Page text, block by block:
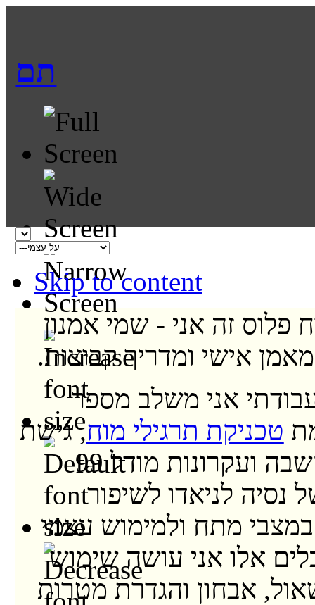
תם
Skip to content
פלוס זה אני - שמי אמנון
מאמן אישי ומדריך קבוצות.
אני משלב מספר
טכניקת תרגילי מוח, גישת
מעגלי הקשבה ועקרונות מודל 99
נסיה לניאדו לשיפור
מתח ולמימוש עצמי
אלו אני עושה שימוש
אבחון והגדרת מטרות